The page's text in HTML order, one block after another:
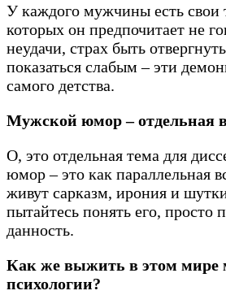
У каждого мужчины есть свои
которых он предпочитает не
неудачи, страх быть
показаться слабым – эти
самого детства.
Мужской юмор – отдельная
О, это отдельная тема для
юмор – это как параллельная
живут сарказм, ирония и
пытайтесь понять его, просто
данность.
Как же выжить в этом мире
психологии?